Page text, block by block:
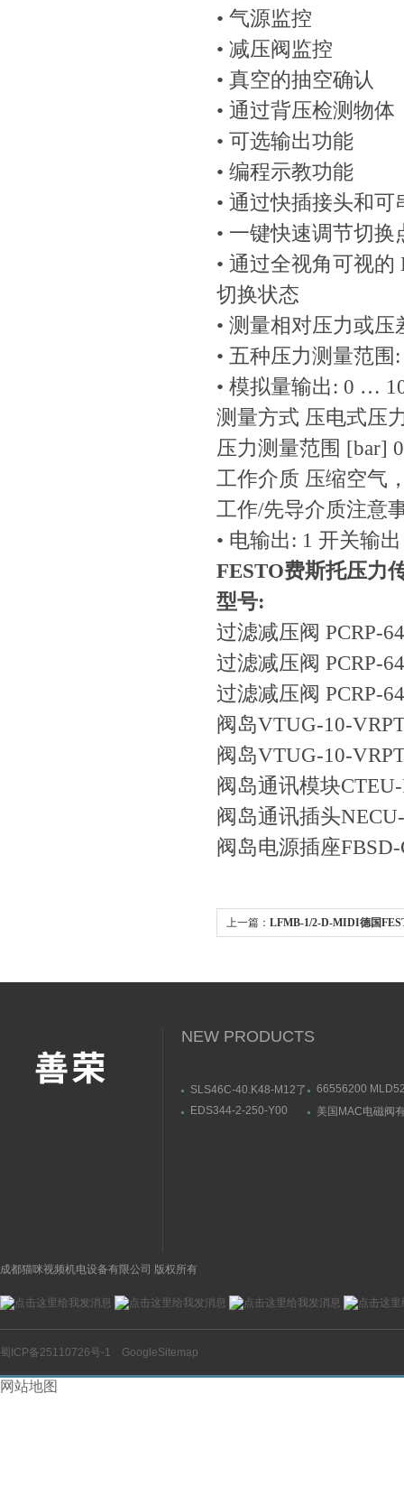
• 气源监控
• 减压阀监控
• 真空的抽空确认
• 通过背压检测物体
• 可选输出功能
• 编程示教功能
• 通过快插接头和
• 一键快速调节切换
• 通过全视角可视的
切换状态
• 测量相对压力或压
• 五种压力测量范
• 模拟量输出: 0 …
测量方式 压电式压
压力测量范围
工作介质 压缩空气
工作/先导介质注意
• 电输出: 1 开关输
FESTO费斯托压力
型号:
过滤减压阀 PCRP-
过滤减压阀 PCRP-
过滤减压阀 PCRP-
阀岛VTUG-10-
阀岛VTUG-10-
阀岛通讯模块CTEU-
阀岛通讯插头
阀岛电源插座
上一篇： LFMB-1/2-D-MIDI德国
NEW PRODUCTS
SLS46C-40.K48-M12了
解LEUZE劳易测单光束
66556200
单光束安全光栅
EDS344-2-250-Y00
美国MAC电磁阀
成都猫咪视频机电设备有限公司 版权所有
蜀ICP备25110726号-1 GoogleSitemap
网站地图